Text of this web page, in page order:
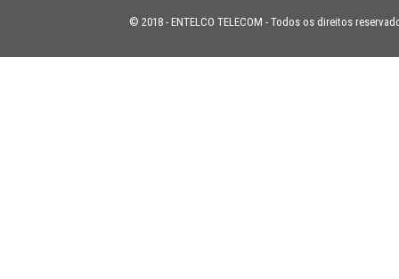
© 2018 - ENTELCO TELECOM - Todos os direitos